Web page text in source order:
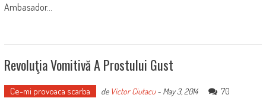
Ambasador...
Revoluţia Vomitivă A Prostului Gust
Ce-mi provoaca scarba de Victor Ciutacu- May 3, 2014
70